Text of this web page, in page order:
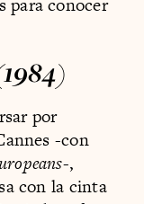
para conocer
por
-con
-,
con la cinta